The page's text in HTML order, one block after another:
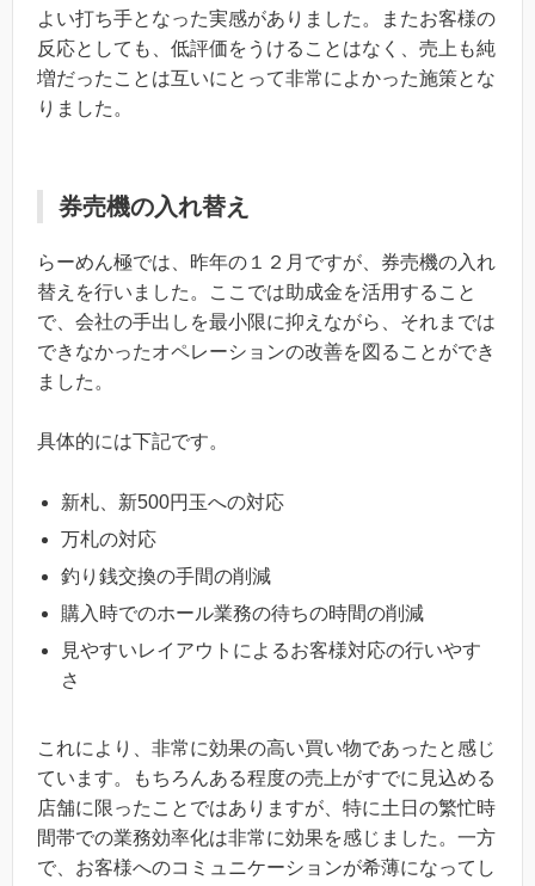
よい打ち手となった実感がありました。またお客様の
反応としても、低評価をうけることはなく、売上も純
増だったことは互いにとって非常によかった施策とな
りました。
券売機の入れ替え
らーめん極では、昨年の１２月ですが、券売機の入れ
替えを行いました。ここでは助成金を活用すること
で、会社の手出しを最小限に抑えながら、それまでは
できなかったオペレーションの改善を図ることができ
ました。
具体的には下記です。
新札、新500円玉への対応
万札の対応
釣り銭交換の手間の削減
購入時でのホール業務の待ちの時間の削減
見やすいレイアウトによるお客様対応の行いやす
さ
これにより、非常に効果の高い買い物であったと感じ
ています。もちろんある程度の売上がすでに見込める
店舗に限ったことではありますが、特に土日の繁忙時
間帯での業務効率化は非常に効果を感じました。一方
で、お客様へのコミュニケーションが希薄になってし